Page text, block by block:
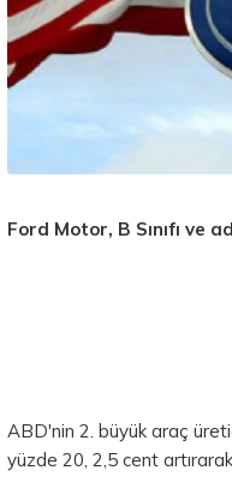
Ford Motor, B Sınıfı ve
ABD'nin 2. büyük araç
yüzde 20, 2,5 cent